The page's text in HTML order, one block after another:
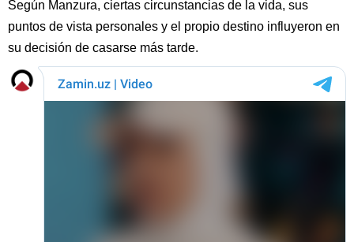
Según Manzura, ciertas circunstancias de la vida, sus
puntos de vista personales y el propio destino influyeron en
su decisión de casarse más tarde.